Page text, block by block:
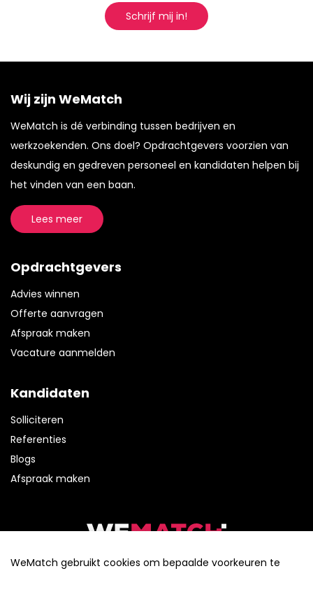
Schrijf mij in!
Wij zijn WeMatch
WeMatch is dé verbinding tussen bedrijven en
werkzoekenden. Ons doel? Opdrachtgevers voorzien van
deskundig en gedreven personeel en kandidaten helpen bij
het vinden van een baan.
Lees meer
Opdrachtgevers
Advies winnen
Offerte aanvragen
Afspraak maken
Vacature aanmelden
Kandidaten
Solliciteren
Referenties
Blogs
Afspraak maken
Tel:(0320) 41 68 92
info@wematch.nu
WeMatch gebruikt cookies om bepaalde voorkeuren te